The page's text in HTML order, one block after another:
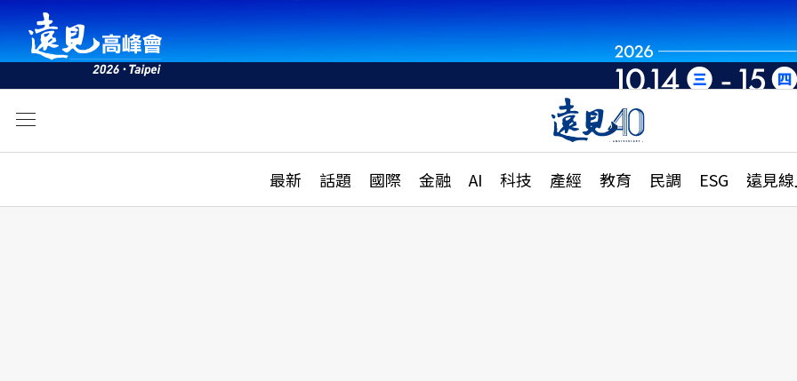
最新 話題 國際 金融 AI 科技 產經 教育 民調 ESG 遠見
活動
話題
國際
特輯
大學升學、職涯攻略
縣市施政調查全解析